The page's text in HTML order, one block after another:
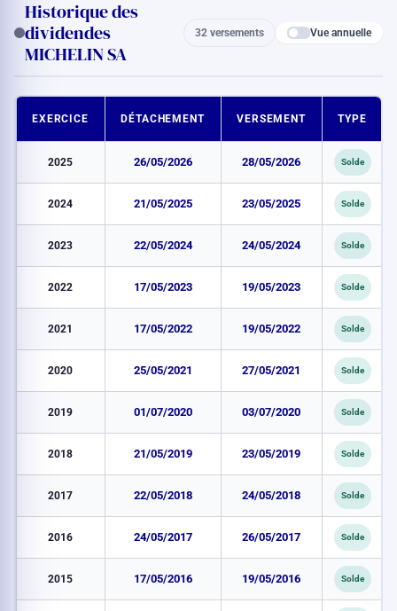
Historique des
dividendes
MICHELIN SA
32 versements Vue annuelle
EXERCICE DÉTACHEMENT VERSEMENT TYPE
2025 26/05/2026 28/05/2026 Solde
2024 21/05/2025 23/05/2025 Solde
2023 22/05/2024 24/05/2024 Solde
2022 17/05/2023 19/05/2023 Solde
2021 17/05/2022 19/05/2022 Solde
2020 25/05/2021 27/05/2021 Solde
2019 01/07/2020 03/07/2020 Solde
2018 21/05/2019 23/05/2019 Solde
2017 22/05/2018 24/05/2018 Solde
2016 24/05/2017 26/05/2017 Solde
2015 17/05/2016 19/05/2016 Solde